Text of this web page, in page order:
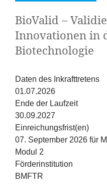
Presse
BioValid –
Innovationen in
Biotechnologie
Daten des Inkrafttretens
01.07.2026
Ende der Laufzeit
30.09.2027
Einreichungsfrist(en)
07. September 2026 für
Modul 2
Förderinstitution
BMFTR